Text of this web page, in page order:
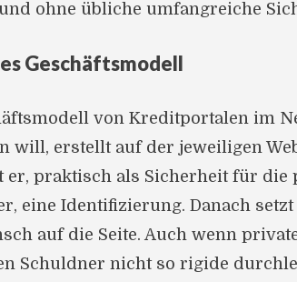
ohne übliche umfangreiche
Geschäftsmodell
von Kreditportalen im
will, erstellt auf der jeweiligen
er, praktisch als Sicherheit für die
eine Identifizierung. Danach
auf die Seite. Auch wenn
Schuldner nicht so rigide